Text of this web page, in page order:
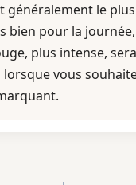
généralement le
bien pour la
plus intense,
lorsque vous